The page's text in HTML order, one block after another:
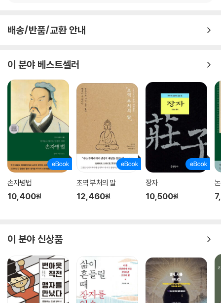
배송/반품/교환 안내
이 분야 베스트셀러
손자병법
10,400원
초역 부처의 말
12,460원
장자
10,500원
이 분야 신상품